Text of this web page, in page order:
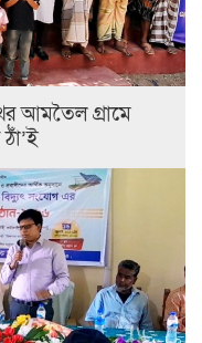
আমতৈল গ্রামে